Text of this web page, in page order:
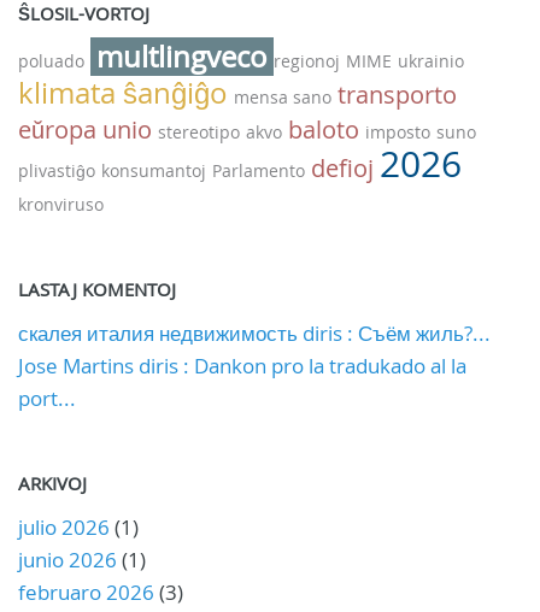
ŜLOSIL-VORTOJ
poluado multlingveco regionoj MIME ukrainio
klimata ŝanĝiĝo mensa sano transporto
eŭropa unio stereotipo akvo baloto imposto suno
plivastiĝo konsumantoj Parlamento defioj 2026
kronviruso
LASTAJ KOMENTOJ
скалея италия недвижимость diris : Съём жиль?...
Jose Martins diris : Dankon pro la tradukado al la
port...
ARKIVOJ
julio 2026 (1)
junio 2026 (1)
februaro 2026 (3)